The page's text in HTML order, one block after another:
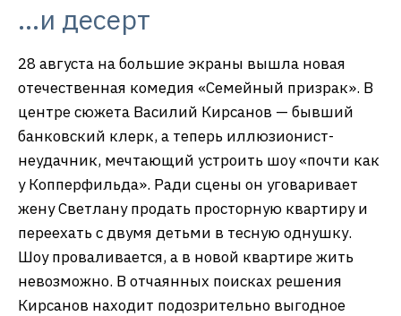
…и десерт
28 августа на большие экраны вышла новая
отечественная комедия «Семейный призрак». В
центре сюжета Василий Кирсанов — бывший
банковский клерк, а теперь иллюзионист-
неудачник, мечтающий устроить шоу «почти как
у Копперфильда». Ради сцены он уговаривает
жену Светлану продать просторную квартиру и
переехать с двумя детьми в тесную однушку.
Шоу проваливается, а в новой квартире жить
невозможно. В отчаянных поисках решения
Кирсанов находит подозрительно выгодное